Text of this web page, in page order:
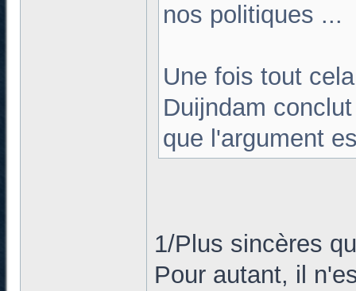
nos politiques ...
Une fois tout
Duijndam
que l'argument
1/Plus sincères
Pour autant, il